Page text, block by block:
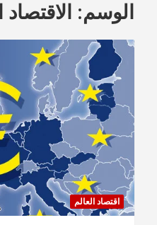
الوسم:
اقتصاد العالم